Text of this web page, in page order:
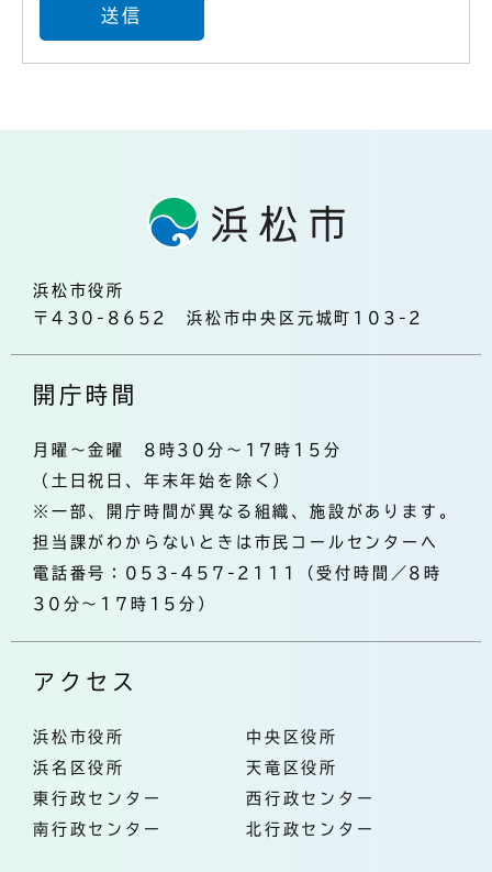
浜松市役所
〒430-8652 浜松市中央区元城町103-2
開庁時間
月曜～金曜 8時30分～17時15分
（土日祝日、年末年始を除く）
※一部、開庁時間が異なる組織、施設があります。
担当課がわからないときは市民コールセンターへ
電話番号：053-457-2111（受付時間／8時
30分～17時15分）
アクセス
浜松市役所
中央区役所
浜名区役所
天竜区役所
東行政センター
西行政センター
南行政センター
北行政センター